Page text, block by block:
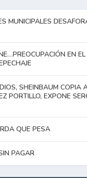
MUNICIPALES
EN EL
SHEINBAUM COPIA
PORTILLO, EXPONE
QUE PESA
PAGAR